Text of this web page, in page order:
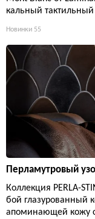
кальный тактильный
Новинки 55
Перламутровый
Коллекция PERLA-
бой глазурованный
апоминающей кожу